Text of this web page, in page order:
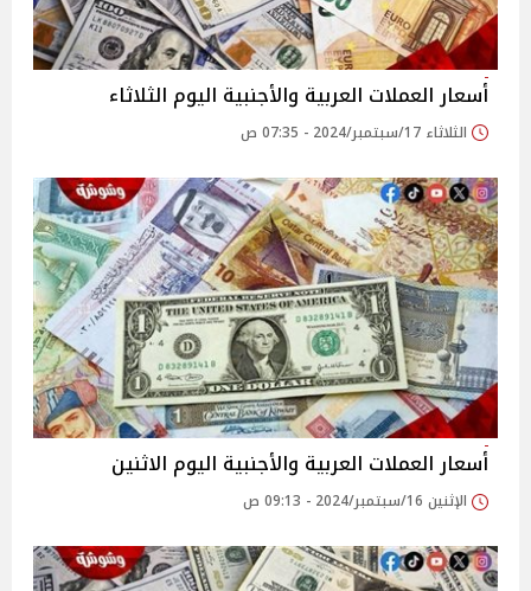
أسعار العملات العربية والأجنبية اليوم الثلاثاء
الثلاثاء 17/سبتمبر/2024 - 07:35 ص
أسعار العملات العربية والأجنبية اليوم الاثنين
الإثنين 16/سبتمبر/2024 - 09:13 ص